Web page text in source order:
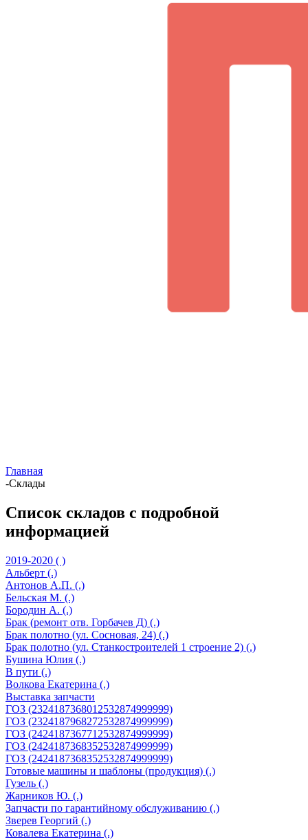
Главная
-Склады
Список складов с подробной
информацией
2019-2020 ( )
Альберт (.)
Антонов А.П. (.)
Бельская М. (.)
Бородин А. (.)
Брак (ремонт отв. Горбачев Д) (.)
Брак полотно (ул. Сосновая, 24) (.)
Брак полотно (ул. Станкостроителей 1 строение 2) (.)
Бушина Юлия (.)
В пути (.)
Волкова Екатерина (.)
Выставка запчасти
ГОЗ (2324187368012532874999999)
ГОЗ (2324187968272532874999999)
ГОЗ (2424187367712532874999999)
ГОЗ (2424187368352532874999999)
ГОЗ (2424187368352532874999999)
Готовые машины и шаблоны (продукция) (.)
Гузель (.)
Жарников Ю. (.)
Запчасти по гарантийному обслуживанию (.)
Зверев Георгий (.)
Ковалева Екатерина (.)